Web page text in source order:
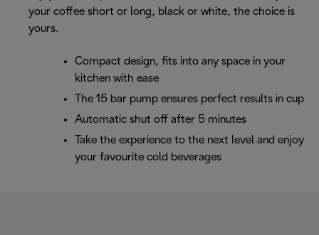
your coffee short or long, black or white, the choice is
yours.
Compact design, fits into any space in your
kitchen with ease
The 15 bar pump ensures perfect results in cup
Automatic shut off after 5 minutes
Take the experience to the next level and enjoy
your favourite cold beverages